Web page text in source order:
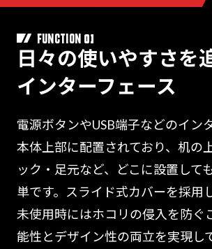
FUNCTION 01
日々の使いやすさを
インターフェース
電源ボタンやUSB端子などのイン
本体上部に配置されており、机の
ック・足元など、どこに設置して
単です。スライド式カバーを採用
未使用時にはホコリの侵入を防ぐ
能性とデザイン性の両立を実現し